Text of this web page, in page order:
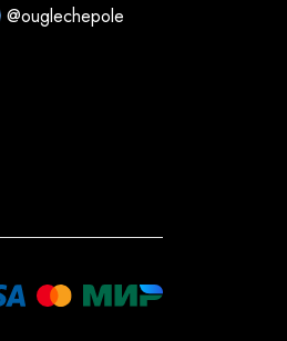
@ouglechepole